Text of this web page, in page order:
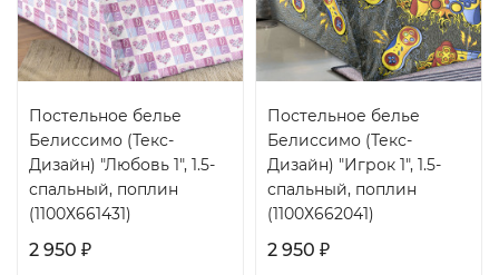
Постельное белье
Белиссимо (Текс-
Дизайн) "Любовь 1", 1.5-
спальный, поплин
(1100Х661431)
2 950 ₽
Постельное белье
Белиссимо (Текс-
Дизайн) "Игрок 1", 1.5-
спальный, поплин
(1100Х662041)
2 950 ₽